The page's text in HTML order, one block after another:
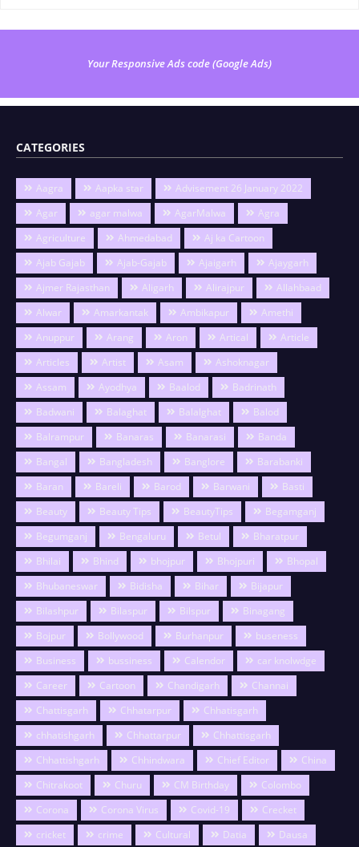
Your Responsive Ads code (Google Ads)
CATEGORIES
Aagra Aapka star
Advisement 26 January 2022
Agar
agar malwa AgarMalwa
Agra
Agriculture
Ahmedabad
Aj ka Cartoon
Ajab Gajab
Ajab-Gajab Ajaigarh
Ajaygarh
Ajmer Rajasthan
Aligarh Alirajpur
Allahbaad
Alwar
Amarkantak Ambikapur
Amethi
Anuppur
Arang Aron Artical
Article
Articles
Artist Asam
Ashoknagar
Assam
Ayodhya Baalod
Badrinath
Badwani
Balaghat Balalghat
Balod
Balrampur
Banaras Banarasi
Banda
Bangal
Bangladesh Banglore
Barabanki
Baran
Bareli Barod Barwani
Basti
Beauty
Beauty Tips BeautyTips
Begamganj
Begumganj
Bengaluru Betul
Bharatpur
Bhilai
Bhind bhojpur Bhojpuri
Bhopal
Bhubaneswar
Bidisha Bihar
Bijapur
Bilashpur
Bilaspur Bilspur
Binagang
Bojpur
Bollywood Burhanpur
buseness
Business
bussiness Calendor
car knolwdge
Career
Cartoon Chandigarh
Channai
Chattisgarh
Chhatarpur
Chhatisgarh
chhatishgarh
Chhattarpur
Chhattisgarh
Chhattishgarh
Chhindwara Chief Editor
China
Chitrakoot
Churu CM Birthday
Colombo
Corona
Corona Virus Covid-19
Crecket
cricket
crime Cultural Datia
Dausa